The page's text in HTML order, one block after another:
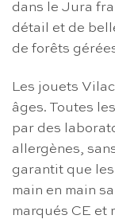
dans le Jura
détail et de
de forêts
Les jouets
âges. Toutes
par des
allergènes,
garantit que
main en main
marqués CE et